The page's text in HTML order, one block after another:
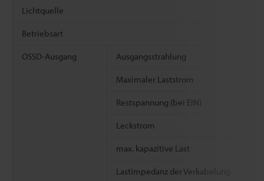
Lichtquelle
Betriebsart
OSSD-Ausgang Ausgangsstrahlung
Maximaler Laststrom
Restspannung (bei EIN)
Leckstrom
max. kapazitive Last
Lastimpedanz der Verkabelung